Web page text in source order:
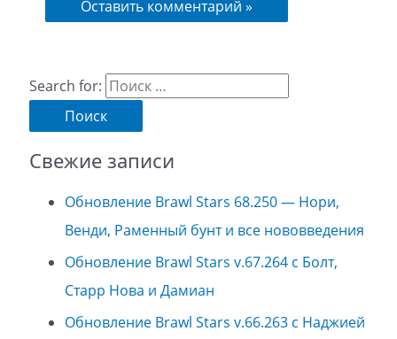
Search for:
Свежие записи
Обновление Brawl Stars 68.250 — Нори,
Венди, Раменный бунт и все нововведения
Обновление Brawl Stars v.67.264 с Болт,
Старр Нова и Дамиан
Обновление Brawl Stars v.66.263 с Наджией